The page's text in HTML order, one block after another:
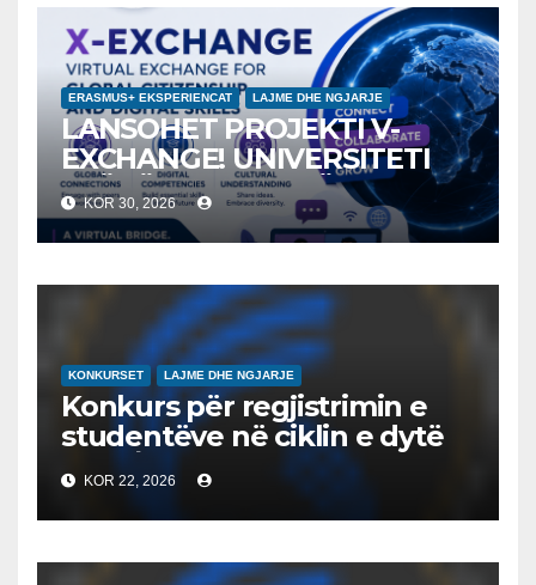
ERASMUS+ EKSPERIENCAT LAJME DHE NGJARJE
LANSOHET PROJEKTI V-
EXCHANGE! UNIVERSITETI
“NËNË TEREZA” NË SHKUP
UDHËHEQ NISMËN
NDËRKOMBËTARE PËR
EDUKIMIN DIGJITAL DHE
QYTETARINË GLOBALE
KOR 30, 2026
KONKURSET LAJME DHE NGJARJE
Konkurs për regjistrimin e
studentëve në ciklin e dytë
2026/2027 – Конкурс за
запишување на студенти
на втор циклус студии за
2026/2027
KOR 22, 2026